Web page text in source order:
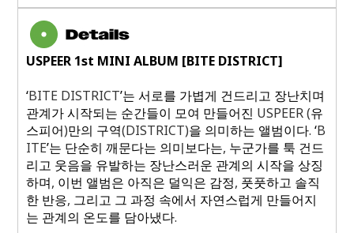
USPEER 1st MINI ALBUM [BITE DISTRICT]
‘BITE DISTRICT’는 서로를 가볍게 건드리고 장난치며
관계가 시작되는 순간들이 모여 만들어진 USPEER (유
스피어)만의 구역(DISTRICT)을 의미하는 앨범이다. ‘B
ITE’는 단순히 깨문다는 의미보다는, 누군가를 툭 건드
리고 웃음을 유발하는 장난스러운 관계의 시작을 상징
하며, 이번 앨범은 아직은 덜익은 감정, 풋풋하고 솔직
한 반응, 그리고 그 과정 속에서 자연스럽게 만들어지
는 관계의 온도를 담아냈다.